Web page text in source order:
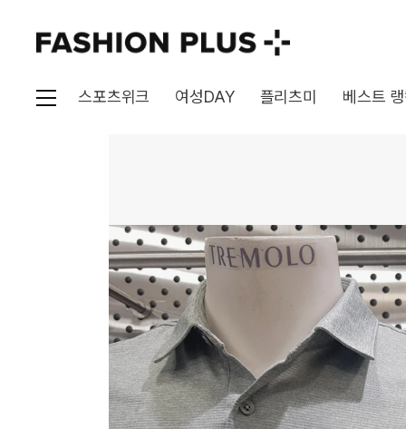
스포츠위크 여성DAY 플리츠미 베스트